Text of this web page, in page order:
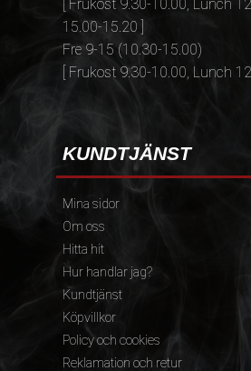
[ Frukost 9.30-10.00, Lunch
15.00-15.20 ]
Fre 9-15 (10.30-15.00)
[ Frukost 9.30-10.00, Lunch
KUNDTJÄNST
Mina sidor
Om oss
Hitta hit
Hur handlar jag?
Kundtjänst
Köpvillkor
Policy och cookies
Reklamation och retur